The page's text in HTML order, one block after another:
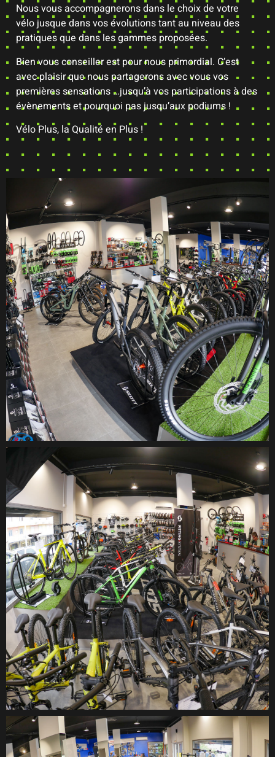
Nous vous accompagnerons dans le choix de votre
vélo jusque dans vos évolutions tant au niveau des
pratiques que dans les gammes proposées.
Bien vous conseiller est pour nous primordial. C’est
avec plaisir que nous partagerons avec vous vos
premières sensations …jusqu’à vos participations à des
évènements et pourquoi pas jusqu’aux podiums !
Vélo Plus, la Qualité en Plus !